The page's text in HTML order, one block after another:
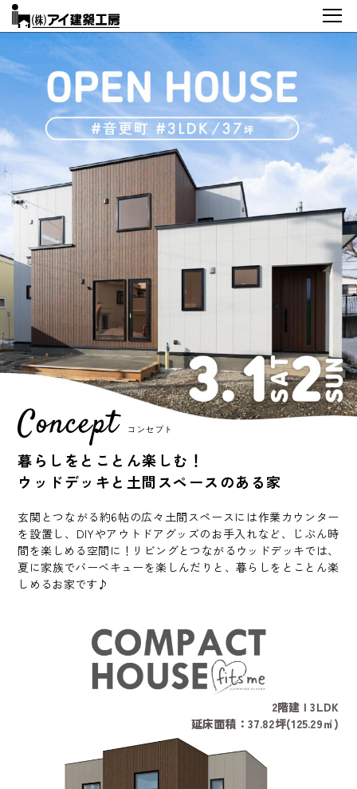
Conceptコンセプト
暮らしをとことん楽しむ！
ウッドデッキと土間スペースのある家
玄関とつながる約6帖の広々土間スペースには作業カウンター
を設置し、DIYやアウトドアグッズのお手入れなど、じぶん時
間を楽しめる空間に！リビングとつながるウッドデッキでは、
夏に家族でバーベキューを楽しんだりと、暮らしをとことん楽
しめるお家です♪
2階建 | 3LDK
延床面積：37.82坪(125.29㎡)